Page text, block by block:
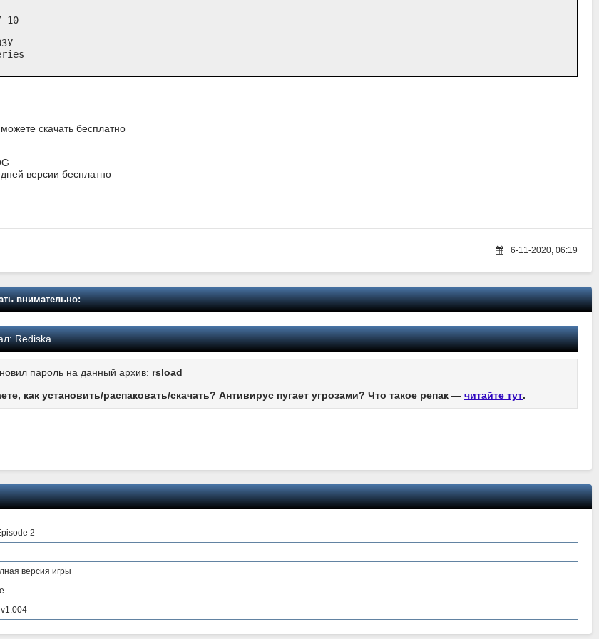
10
скачать бесплатно
версии бесплатно
6-11-2020, 06:19
внимательно:
Rediska
пароль на данный архив: rsload
как установить/распаковать/скачать? Антивирус пугает угрозами? Что такое репак — читайте тут.
2
версия игры